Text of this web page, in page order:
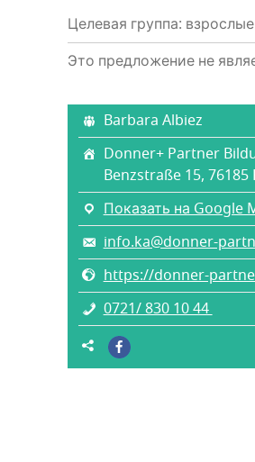
Целевая группа: взрослые
Это предложение не
Barbara Albiez
Donner+ Partner
Benzstraße 15,
Показать на Google
info.ka@donner-
https://donner-
0721/ 830 10 44